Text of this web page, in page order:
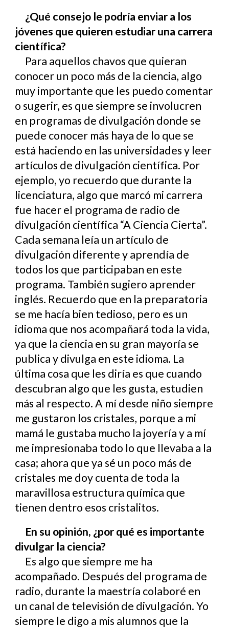
¿Qué consejo le podría enviar a los
jóvenes que quieren estudiar una carrera
científica?
Para aquellos chavos que quieran
conocer un poco más de la ciencia, algo
muy importante que les puedo comentar
o sugerir, es que siempre se involucren
en programas de divulgación donde se
puede conocer más haya de lo que se
está haciendo en las universidades y leer
artículos de divulgación científica. Por
ejemplo, yo recuerdo que durante la
licenciatura, algo que marcó mi carrera
fue hacer el programa de radio de
divulgación científica “A Ciencia Cierta”.
Cada semana leía un artículo de
divulgación diferente y aprendía de
todos los que participaban en este
programa. También sugiero aprender
inglés. Recuerdo que en la preparatoria
se me hacía bien tedioso, pero es un
idioma que nos acompañará toda la vida,
ya que la ciencia en su gran mayoría se
publica y divulga en este idioma. La
última cosa que les diría es que cuando
descubran algo que les gusta, estudien
más al respecto. A mí desde niño siempre
me gustaron los cristales, porque a mi
mamá le gustaba mucho la joyería y a mí
me impresionaba todo lo que llevaba a la
casa; ahora que ya sé un poco más de
cristales me doy cuenta de toda la
maravillosa estructura química que
tienen dentro esos cristalitos.
En su opinión, ¿por qué es importante
divulgar la ciencia?
Es algo que siempre me ha
acompañado. Después del programa de
radio, durante la maestría colaboré en
un canal de televisión de divulgación. Yo
siempre le digo a mis alumnos que la